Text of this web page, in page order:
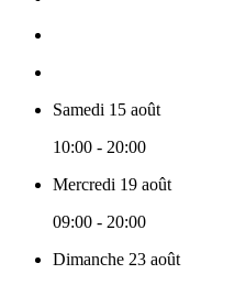
Samedi 15 août
10:00 - 20:00
Mercredi 19 août
09:00 - 20:00
Dimanche 23 août